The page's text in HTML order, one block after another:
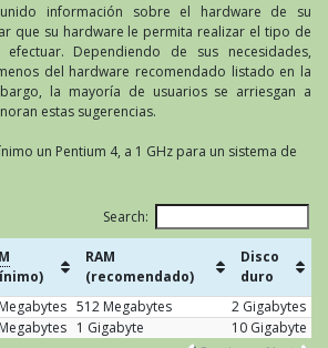
información sobre el hardware de su
que su hardware le permita realizar el tipo de
Dependiendo de sus necesidades,
del hardware recomendado listado en la
la mayoría de usuarios se arriesgan a
estas sugerencias.
un Pentium 4, a 1 GHz para un sistema de
Search:
RAM
(recomendado)
Disco
duro
512 Megabytes
2 Gigabytes
1 Gigabyte
10 Gigabyte